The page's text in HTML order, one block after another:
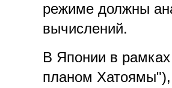
режиме должны
вычислений.
В Японии в
планом Хатоямы"),